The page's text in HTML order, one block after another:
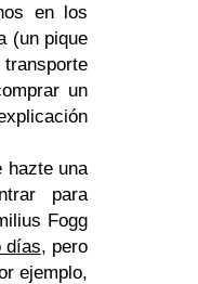
en los
(un pique
un
hazte una
para
Fogg
días, pero
ejemplo,